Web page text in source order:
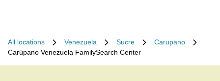
All locations Venezuela Sucre
Carupano
Carúpano Venezuela FamilySearch Center